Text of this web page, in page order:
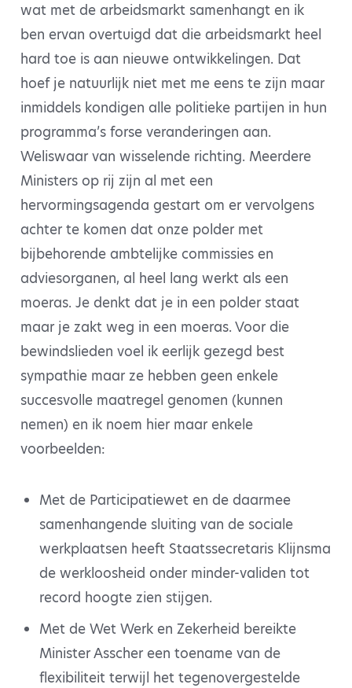
wat met de arbeidsmarkt samenhangt en ik
ben ervan overtuigd dat die arbeidsmarkt heel
hard toe is aan nieuwe ontwikkelingen. Dat
hoef je natuurlijk niet met me eens te zijn maar
inmiddels kondigen alle politieke partijen in hun
programma’s forse veranderingen aan.
Weliswaar van wisselende richting. Meerdere
Ministers op rij zijn al met een
hervormingsagenda gestart om er vervolgens
achter te komen dat onze polder met
bijbehorende ambtelijke commissies en
adviesorganen, al heel lang werkt als een
moeras. Je denkt dat je in een polder staat
maar je zakt weg in een moeras. Voor die
bewindslieden voel ik eerlijk gezegd best
sympathie maar ze hebben geen enkele
succesvolle maatregel genomen (kunnen
nemen) en ik noem hier maar enkele
voorbeelden:
Met de Participatiewet en de daarmee
samenhangende sluiting van de sociale
werkplaatsen heeft Staatssecretaris Klijnsma
de werkloosheid onder minder-validen tot
record hoogte zien stijgen.
Met de Wet Werk en Zekerheid bereikte
Minister Asscher een toename van de
flexibiliteit terwijl het tegenovergestelde